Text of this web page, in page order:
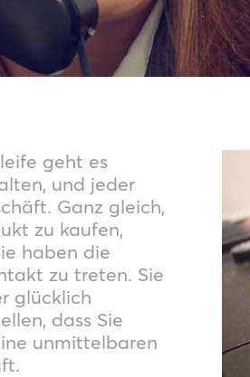
geht es
und jeder
Ganz gleich,
zu kaufen,
haben die
zu treten. Sie
glücklich
dass Sie
unmittelbaren